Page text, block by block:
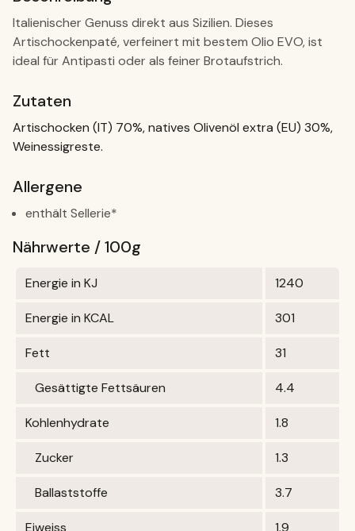
Italienischer Genuss direkt aus Sizilien. Dieses
Artischockenpaté, verfeinert mit bestem Olio EVO, ist
ideal für Antipasti oder als feiner Brotaufstrich.
Zutaten
Artischocken (IT) 70%, natives Olivenöl extra (EU) 30%,
Weinessigreste.
Allergene
enthält Sellerie*
Nährwerte / 100g
Energie in KJ 1240
Energie in KCAL 301
Fett 31
Gesättigte Fettsäuren 4.4
Kohlenhydrate 1.8
Zucker 1.3
Ballaststoffe 3.7
Eiweiss 1.9